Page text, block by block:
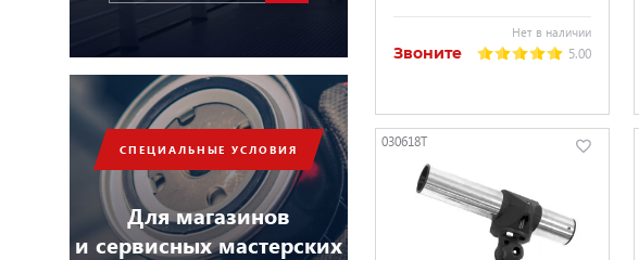
СПЕЦИАЛЬНЫЕ УСЛОВИЯ
Для магазинов
и сервисных мастерских
Нет в наличии
Звоните 5.00
030618T